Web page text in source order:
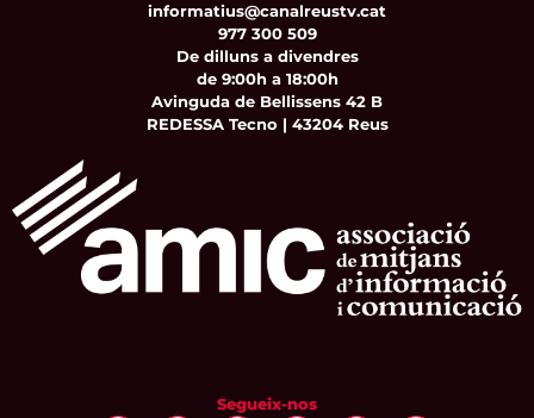
informatius@canalreustv.cat
977 300 509
De dilluns a divendres
de 9:00h a 18:00h
Avinguda de Bellissens 42 B
REDESSA Tecno | 43204 Reus
Segueix-nos